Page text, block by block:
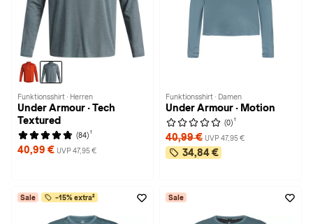
Funktionsshirt · Herren
Under Armour · Tech
Textured
(84) 1
40,99 € UVP 47,95 €
Funktionsshirt · Damen
Under Armour · Motion
(0) 1
40,99 € UVP 47,95 €
34,84 €
Sale -15% extra² Sale